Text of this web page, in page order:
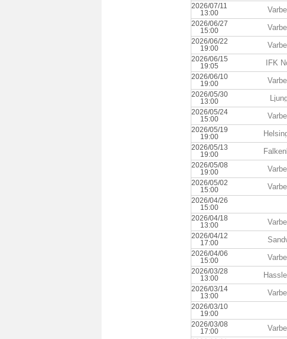
2026/07/11
13:00
2026/06/27
15:00
2026/06/22
19:00
2026/06/15
19:05
IFK
2026/06/10
19:00
2026/05/30
13:00
2026/05/24
15:00
2026/05/19
19:00
2026/05/13
19:00
2026/05/08
19:00
2026/05/02
15:00
2026/04/26
15:00
2026/04/18
13:00
2026/04/12
17:00
2026/04/06
15:00
2026/03/28
13:00
2026/03/14
13:00
2026/03/10
19:00
2026/03/08
17:00